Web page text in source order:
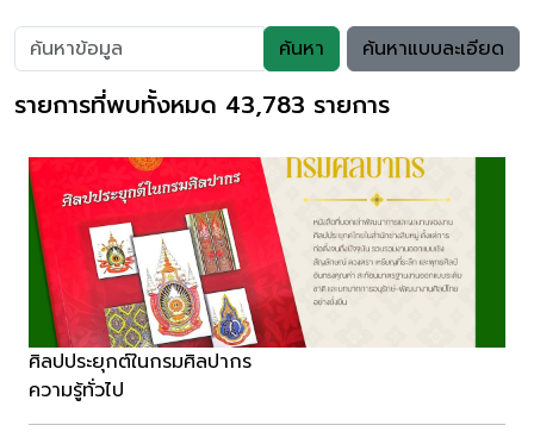
ค้นหา ค้นหาแบบละเอียด
รายการที่พบทั้งหมด 43,783 รายการ
ศิลปประยุกต์ในกรมศิลปากร
ความรู้ทั่วไป